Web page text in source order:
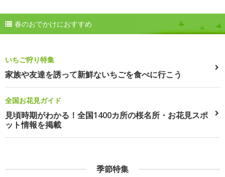
春のおでかけにおすすめ
いちご狩り特集
家族や友達を誘って新鮮ないちごを食べに行こう
全国お花見ガイド
見頃時期がわかる！全国1400カ所の桜名所・お花見スポ
ット情報を掲載
季節特集